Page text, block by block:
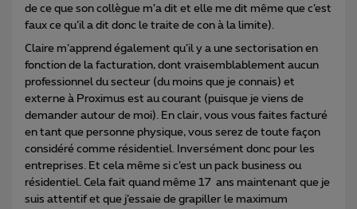
de ce que son collègue m’a dit et elle me dit même que c’est
faux ce qu’il a dit donc le traite de con à la limite).
Claire m’apprend également qu’il y a une sectorisation en
fonction de la facturation, dont vraisemblablement aucun
professionnel du secteur (du moins que je connais) et
externe à Proximus est au courant (puisque je viens de
demander autour de moi). En clair, vous vous faites facturé
en tant que personne physique, vous serez de toute façon
considéré comme résidentiel. Inversément donc pour les
entreprises. Et cela même si c’est un pack business ou
résidentiel. Cela fait quand même 17 ans maintenant que je
suis attentif et que j’essaie de grapiller le maximum